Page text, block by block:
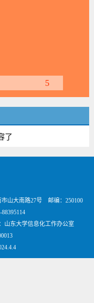
5
了
山大南路27号 邮编：250100
：山东大学信息化工作办公室
.4.4